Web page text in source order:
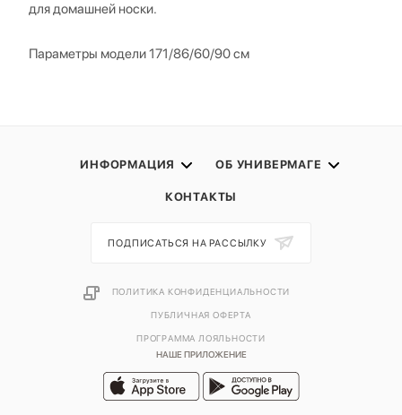
для домашней носки.
Параметры модели 171/86/60/90 см
ИНФОРМАЦИЯ ОБ УНИВЕРМАГЕ
КОНТАКТЫ
НАШЕ ПРИЛОЖЕНИЕ
ПОДПИСАТЬСЯ НА РАССЫЛКУ
ПОЛИТИКА КОНФИДЕНЦИАЛЬНОСТИ
ПУБЛИЧНАЯ ОФЕРТА
ПРОГРАММА ЛОЯЛЬНОСТИ